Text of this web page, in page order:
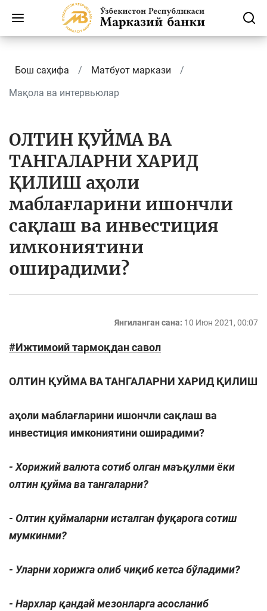
Бош саҳифа
Матбуот маркази
Мақола ва интервьюлар
ОЛТИН ҚУЙМА ВА
ТАНГАЛАРНИ ХАРИД
ҚИЛИШ аҳоли
маблағларини ишончли
сақлаш ва инвестиция
имкониятини
оширадими?
Янгиланган сана: 10 Июн 2021, 00:07
#Ижтимоий тармоқдан савол
ОЛТИН ҚУЙМА ВА ТАНГАЛАРНИ ХАРИД ҚИЛИШ
аҳоли маблағларини ишончли сақлаш ва
инвестиция имкониятини оширадими?
- Хорижий валюта сотиб олган маъқулми ёки
олтин қуйма ва тангаларни?
- Олтин қуймаларни исталган фуқарога сотиш
мумкинми?
- Уларни хорижга олиб чиқиб кетса бўладими?
- Нархлар қандай мезонларга асосланиб